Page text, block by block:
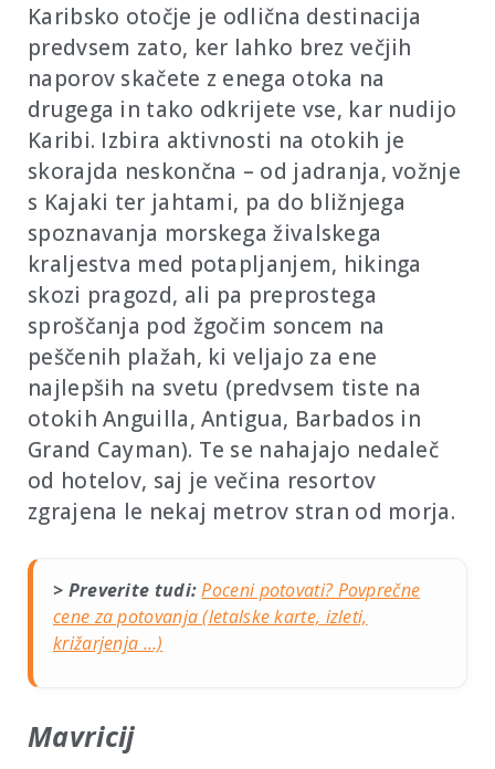
Karibsko otočje je odlična destinacija
predvsem zato, ker lahko brez večjih
naporov skačete z enega otoka na
drugega in tako odkrijete vse, kar nudijo
Karibi. Izbira aktivnosti na otokih je
skorajda neskončna – od jadranja, vožnje
s Kajaki ter jahtami, pa do bližnjega
spoznavanja morskega živalskega
kraljestva med potapljanjem, hikinga
skozi pragozd, ali pa preprostega
sproščanja pod žgočim soncem na
peščenih plažah, ki veljajo za ene
najlepših na svetu (predvsem tiste na
otokih Anguilla, Antigua, Barbados in
Grand Cayman). Te se nahajajo nedaleč
od hotelov, saj je večina resortov
zgrajena le nekaj metrov stran od morja.
> Preverite tudi: Poceni potovati? Povprečne
cene za potovanja (letalske karte, izleti,
križarjenja …)
Mavricij